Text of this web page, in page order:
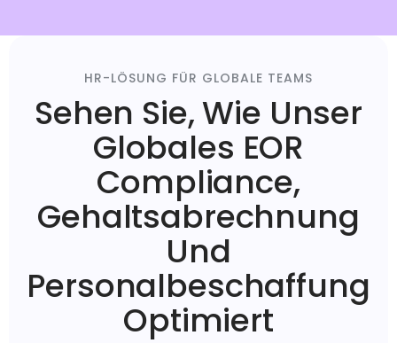
HR-LÖSUNG FÜR GLOBALE TEAMS
Sehen Sie, Wie Unser
Globales EOR
Compliance,
Gehaltsabrechnung
Und
Personalbeschaffung
Optimiert